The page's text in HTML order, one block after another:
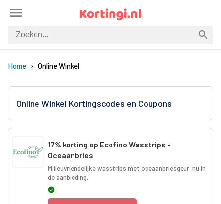
Home Online Winkel
Online Winkel Kortingscodes en Coupons
17% korting op Ecofino Wasstrips -
Oceaanbries
Milieuvriendelijke wasstrips met oceaanbriesgeur, nu in
de aanbieding.